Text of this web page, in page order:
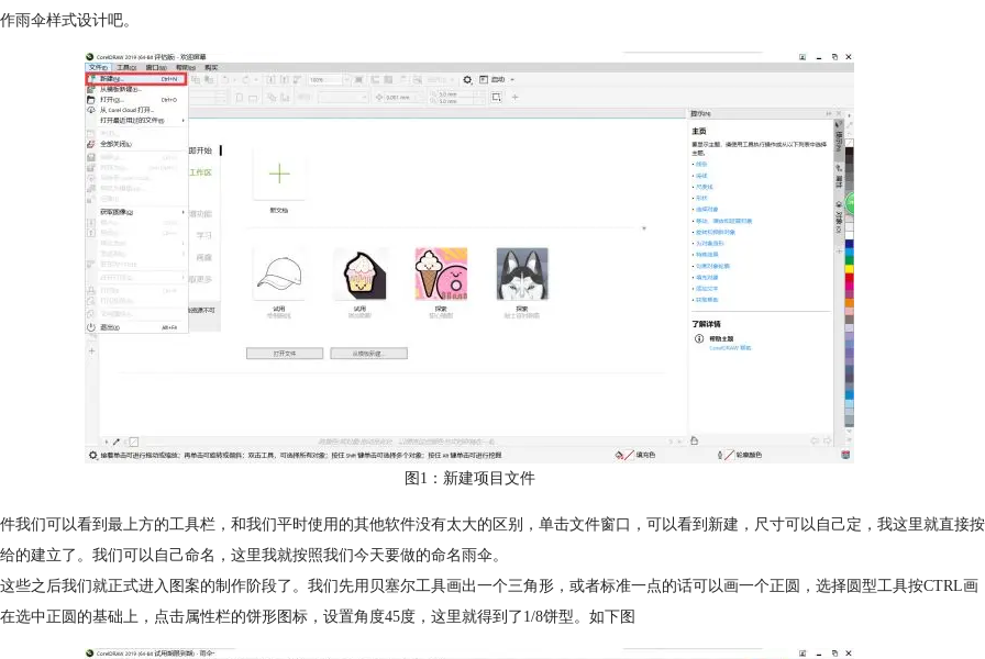
雨伞样式设计吧。
图1：新建项目文件
我们可以看到最上方的工具栏，和我们平时使用的其他软件没有太大的区别，单击文件窗口，可以看到新建，尺寸可以自己定，我这里就直接按
的建立了。我们可以自己命名，这里我就按照我们今天要做的命名雨伞。
些之后我们就正式进入图案的制作阶段了。我们先用贝塞尔工具画出一个三角形，或者标准一点的话可以画一个正圆，选择圆型工具按CTRL画
选中正圆的基础上，点击属性栏的饼形图标，设置角度45度，这里就得到了1/8饼型。如下图